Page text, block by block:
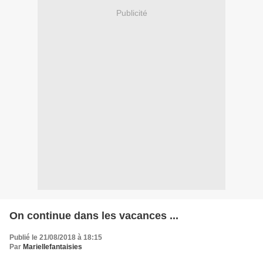
Publicité
On continue dans les vacances ...
Publié le 21/08/2018 à 18:15
Par Mariellefantaisies